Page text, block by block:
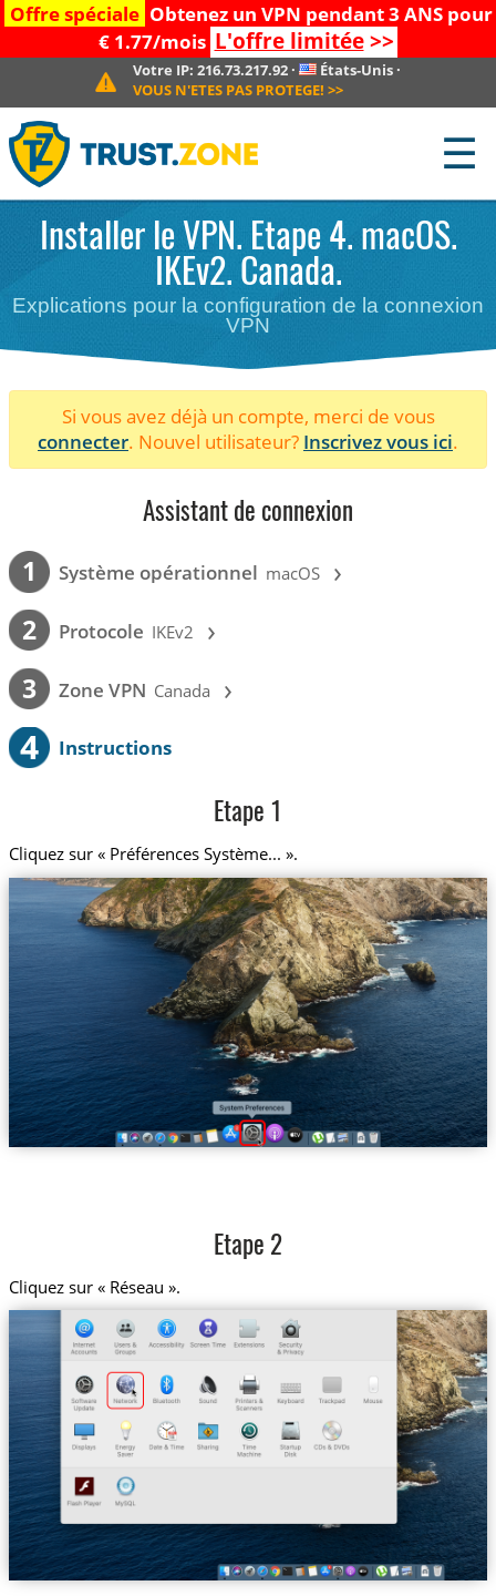
Offre spéciale Obtenez un VPN pendant 3 ANS pour
€ 1.77/mois L'offre limitée>>
Votre IP:216.73.217.92 · États-Unis·
VOUS N'ETES PAS PROTEGE! >>
☰
Installer le VPN. Etape 4. macOS.
IKEv2. Canada.
Explications pour la configuration de la connexion
VPN
Si vous avez déjà un compte, merci de vous
connecter. Nouvel utilisateur? Inscrivez vous ici.
Assistant de connexion
1 Système opérationnel macOS ›
2 Protocole IKEv2 ›
3 Zone VPN Canada ›
4 Instructions
Etape 1
Cliquez sur « Préférences Système... ».
Etape 2
Cliquez sur « Réseau ».